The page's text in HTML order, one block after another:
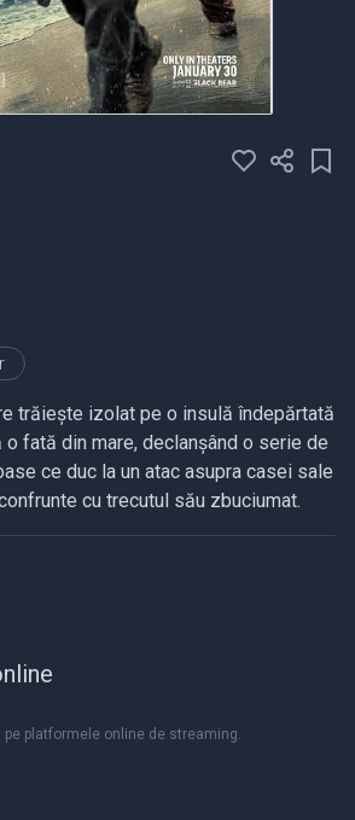
trăiește izolat pe o insulă îndepărtată
fată din mare, declanșând o serie de
ce duc la un atac asupra casei sale
cu trecutul său zbuciumat.
platformele online de streaming.